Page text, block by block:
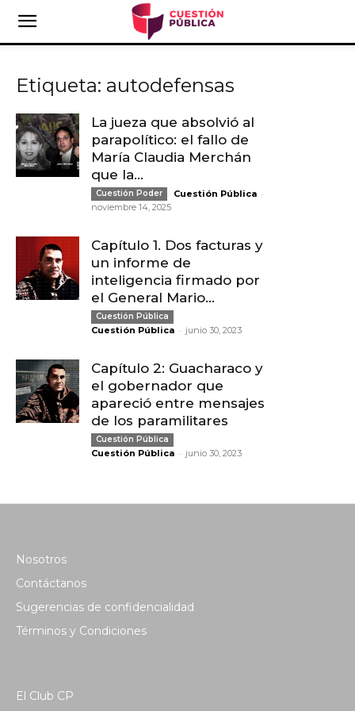
Etiqueta: autodefensas
La jueza que absolvió al
parapolítico: el fallo de
María Claudia Merchán
que la...
Cuestión Poder Cuestión Pública -
noviembre 14, 2025
Capítulo 1. Dos facturas y
un informe de
inteligencia firmado por
el General Mario...
Cuestión Pública
Cuestión Pública - junio 30, 2023
Capítulo 2: Guacharaco y
el gobernador que
apareció entre mensajes
de los paramilitares
Cuestión Pública
Cuestión Pública - junio 30, 2023
Nosotros
Contáctanos
Sugerencias de confidencialidad
Términos y Condiciones
El Club CP